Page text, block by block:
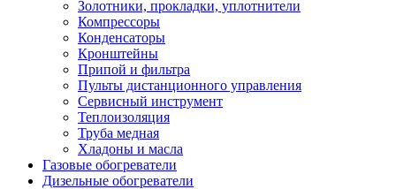
Золотники, прокладки, уплотнители
Компрессоры
Конденсаторы
Кронштейны
Припой и фильтра
Пульты дистанционного управления
Сервисный инструмент
Теплоизоляция
Труба медная
Хладоны и масла
Газовые обогреватели
Дизельные обогреватели